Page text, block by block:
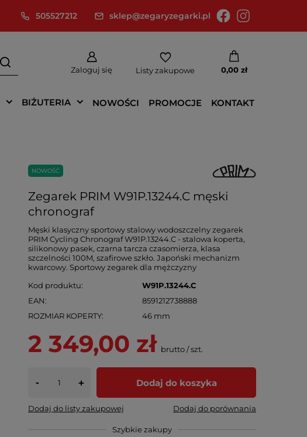
505527212 sklep@zegaryzegarki.pl
Zaloguj się Listy zakupowe 0,00 zł
BIŻUTERIA NOWOŚCI PROMOCJE KONTAKT
NOWOŚĆ
Zegarek PRIM W91P.13244.C męski
chronograf
Męski klasyczny sportowy stalowy wodoszczelny zegarek
PRIM Cycling Chronograf W91P.13244.C - stalowa koperta,
silikonowy pasek, czarna tarcza czasomierza, klasa
szczelności 100M, szafirowe szkło. Japoński mechanizm
kwarcowy. Sportowy zegarek dla mężczyzny
Kod produktu
W91P.13244.C
EAN
8591212738888
ROZMIAR KOPERTY
46 mm
2 349,00 zł brutto/szt.
- + Dodaj do koszyka
Dodaj do listy zakupowej Dodaj do porównania
Szybkie zakupy